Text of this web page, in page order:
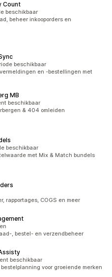
Count
beschikbaar
beheer inkooporders en
beschikbaar
en -bestellingen met
MB
beschikbaar
& 404 omleiden
beschikbaar
met Mix & Match bundels
rapportages, COGS en meer
, bestel- en verzendbeheer
beschikbaar
voor groeiende merken